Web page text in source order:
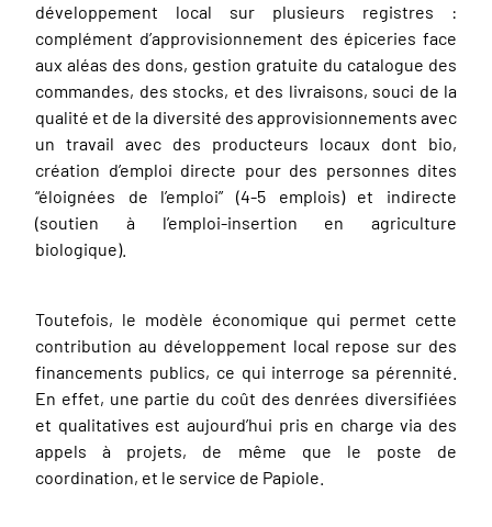
développement local sur plusieurs registres :
complément d’approvisionnement des épiceries face
aux aléas des dons, gestion gratuite du catalogue des
commandes, des stocks, et des livraisons, souci de la
qualité et de la diversité des approvisionnements avec
un travail avec des producteurs locaux dont bio,
création d’emploi directe pour des personnes dites
“éloignées de l’emploi” (4-5 emplois) et indirecte
(soutien à l’emploi-insertion en agriculture
biologique).
Toutefois, le modèle économique qui permet cette
contribution au développement local repose sur des
financements publics, ce qui interroge sa pérennité.
En effet, une partie du coût des denrées diversifiées
et qualitatives est aujourd’hui pris en charge via des
appels à projets, de même que le poste de
coordination, et le service de Papiole.